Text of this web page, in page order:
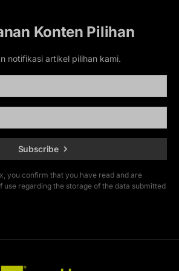
Konten Pilihan
notifikasi artikel pilihan kami.
Subscribe
you confirm that you have read and are
use regarding the storage of the data submitted